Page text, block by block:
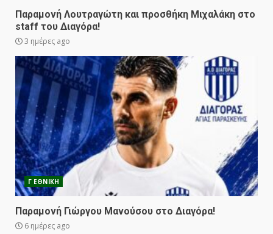
Παραμονή Λουτραγώτη και προσθήκη Μιχαλάκη στο
staff του Διαγόρα!
3 ημέρες ago
Γ ΕΘΝΙΚΗ
Παραμονή Γιώργου Μανούσου στο Διαγόρα!
6 ημέρες ago